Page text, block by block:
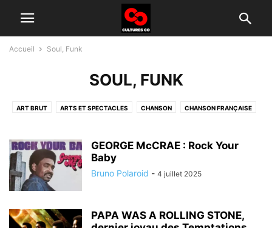
Accueil Soul, Funk
SOUL, FUNK
ART BRUT ARTS ET SPECTACLES CHANSON CHANSON FRANÇAISE
ELECTRO ESSAI
FOLK BLUES HUMOUR
LIVRE ROCK MUSIQUE CLASSIQUE MUSIQUE DE FILM
MUSIQUE ORIENTALE
SINGLE ROCK SOCIÉTÉ SOUL, FUNK SPECTACLE TELEVISION
GEORGE McCRAE : Rock Your
Baby
Bruno Polaroid - 4 juillet 2025
PAPA WAS A ROLLING STONE,